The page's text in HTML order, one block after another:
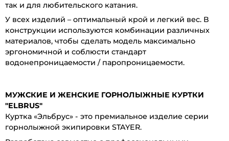
так и для любительского катания.
У всех изделий – оптимальный крой и легкий вес. В
конструкции используются комбинации различных
материалов, чтобы сделать модель максимально
эргономичной и соблюсти стандарт
водонепроницаемости / паропроницаемости.
МУЖСКИЕ И ЖЕНСКИЕ ГОРНОЛЫЖНЫЕ КУРТКИ
"ELBRUS"
Куртка «Эльбрус» - это премиальное изделие серии
горнолыжной экипировки STAYER.